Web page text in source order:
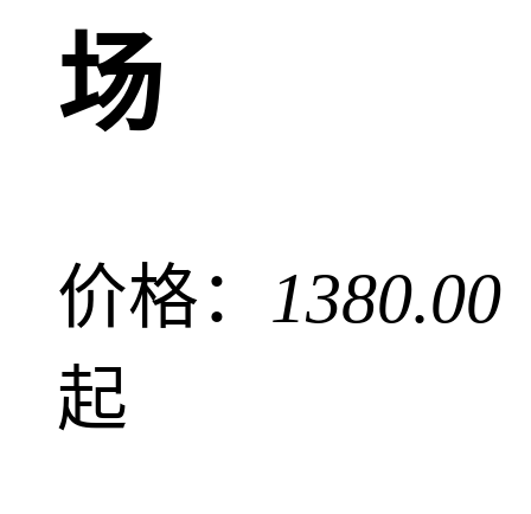
场
价格： 1380.00
起